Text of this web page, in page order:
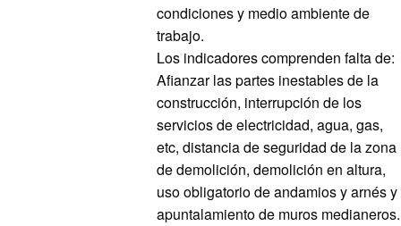
condiciones y medio ambiente de
trabajo.
Los indicadores comprenden falta de:
Afianzar las partes inestables de la
construcción, interrupción de los
servicios de electricidad, agua, gas,
etc, distancia de seguridad de la zona
de demolición, demolición en altura,
uso obligatorio de andamios y arnés y
apuntalamiento de muros medianeros.